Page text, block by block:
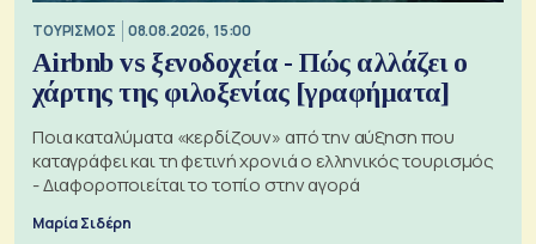
ΤΟΥΡΙΣΜΟΣ 08.08.2026, 15:00
Airbnb vs ξενοδοχεία - Πώς αλλάζει ο
χάρτης της φιλοξενίας [γραφήματα]
Ποια καταλύματα «κερδίζουν» από την αύξηση που
καταγράφει και τη φετινή χρονιά ο ελληνικός τουρισμός
- Διαφοροποιείται το τοπίο στην αγορά
Μαρία Σιδέρη